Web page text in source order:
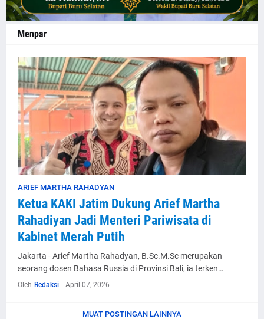
Menpar
ARIEF MARTHA RAHADYAN
Ketua KAKI Jatim Dukung Arief Martha
Rahadiyan Jadi Menteri Pariwisata di
Kabinet Merah Putih
Jakarta - Arief Martha Rahadyan, B.Sc.M.Sc merupakan
seorang dosen Bahasa Russia di Provinsi Bali, ia terken…
Oleh Redaksi - April 07, 2026
MUAT POSTINGAN LAINNYA